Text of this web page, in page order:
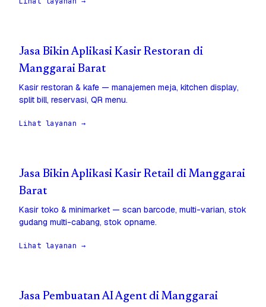
Jasa Bikin Aplikasi Kasir Restoran di
Manggarai Barat
Kasir restoran & kafe — manajemen meja, kitchen display,
split bill, reservasi, QR menu.
Lihat layanan →
Jasa Bikin Aplikasi Kasir Retail di Manggarai
Barat
Kasir toko & minimarket — scan barcode, multi-varian, stok
gudang multi-cabang, stok opname.
Lihat layanan →
Jasa Pembuatan AI Agent di Manggarai